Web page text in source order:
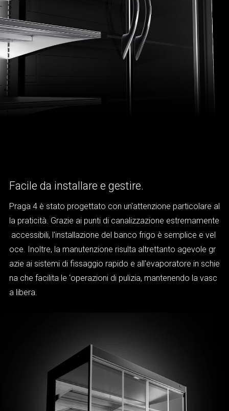
Facile da installare e gestire.
Praga 4 è stato progettato con un'attenzione particolare al
la praticità. Grazie ai punti di canalizzazione estremamente
accessibili, l'installazione del banco frigo è semplice e vel
oce. Inoltre, la manutenzione risulta altrettanto agevole gr
azie ai sistemi di fissaggio rapido e all'evaporatore in schie
na che facilita le ‘operazioni di pulizia, mantenendo la vasc
a libera.